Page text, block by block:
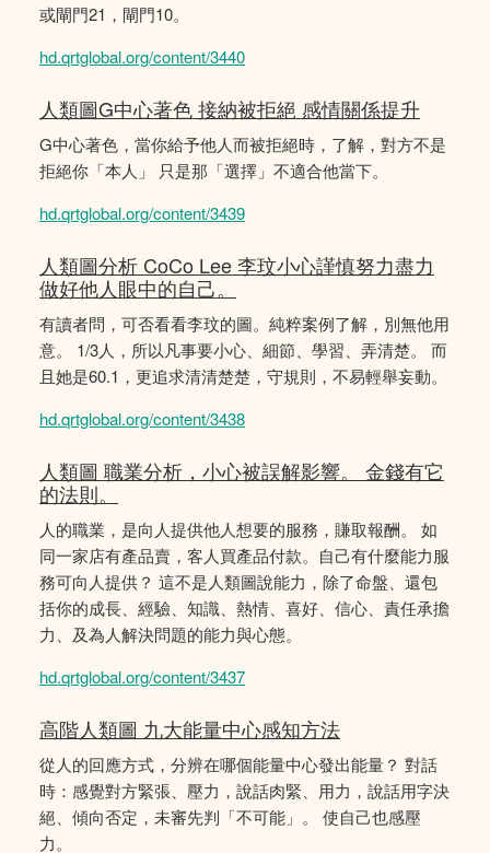
或閘門21，閘門10。
hd.qrtglobal.org/content/3440
人類圖G中心著色 接納被拒絕 感情關係提升
G中心著色，當你給予他人而被拒絕時，了解，對方不是
拒絕你「本人」 只是那「選擇」不適合他當下。
hd.qrtglobal.org/content/3439
人類圖分析 CoCo Lee 李玟小心謹慎努力盡力
做好他人眼中的自己。
有讀者問，可否看看李玟的圖。純粹案例了解，別無他用
意。 1/3人，所以凡事要小心、細節、學習、弄清楚。 而
且她是60.1，更追求清清楚楚，守規則，不易輕舉妄動。
hd.qrtglobal.org/content/3438
人類圖 職業分析，小心被誤解影響。 金錢有它
的法則。
人的職業，是向人提供他人想要的服務，賺取報酬。 如
同一家店有產品賣，客人買產品付款。自己有什麼能力服
務可向人提供？ 這不是人類圖說能力，除了命盤、還包
括你的成長、經驗、知識、熱情、喜好、信心、責任承擔
力、及為人解決問題的能力與心態。
hd.qrtglobal.org/content/3437
高階人類圖 九大能量中心感知方法
從人的回應方式，分辨在哪個能量中心發出能量？ 對話
時：感覺對方緊張、壓力，說話肉緊、用力，說話用字決
絕、傾向否定，未審先判「不可能」。 使自己也感壓
力。